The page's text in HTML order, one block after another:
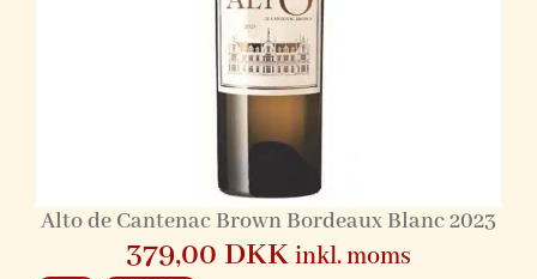
Alto de Cantenac Brown Bordeaux Blanc 2023
379,00 DKKinkl. moms